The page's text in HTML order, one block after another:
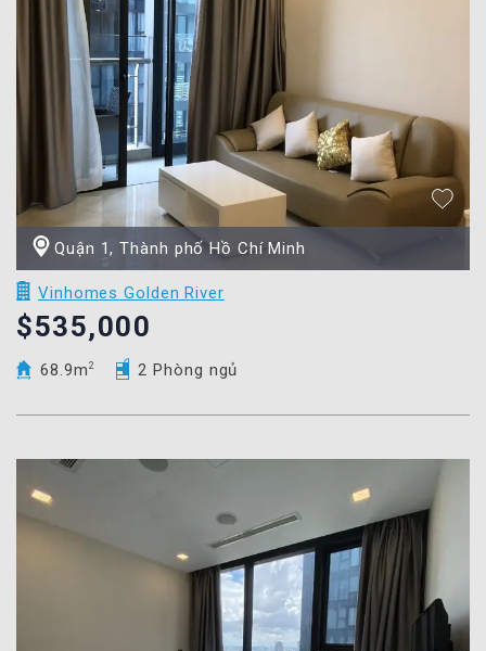
Quận 1, Thành phố Hồ Chí Minh
Vinhomes Golden River
$535,000
68.9m 2 2 Phòng ngủ